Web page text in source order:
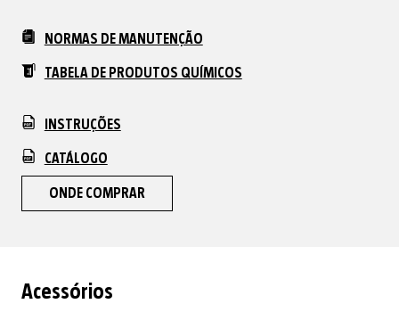
NORMAS DE MANUTENÇÃO
TABELA DE PRODUTOS QUÍMICOS
INSTRUÇÕES
CATÁLOGO
ONDE COMPRAR
Acessórios